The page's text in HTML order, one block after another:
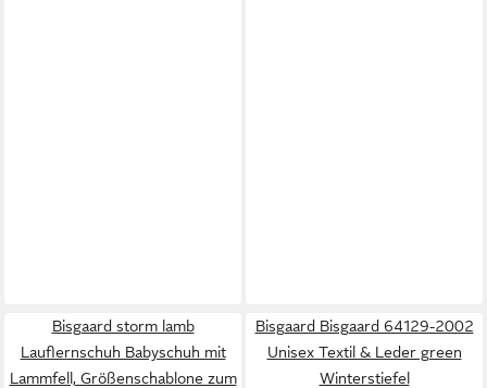
Bisgaard storm lamb
Lauflernschuh Babyschuh mit
Lammfell, Größenschablone zum
Bisgaard Bisgaard 64129-2002
Unisex Textil & Leder green
Winterstiefel